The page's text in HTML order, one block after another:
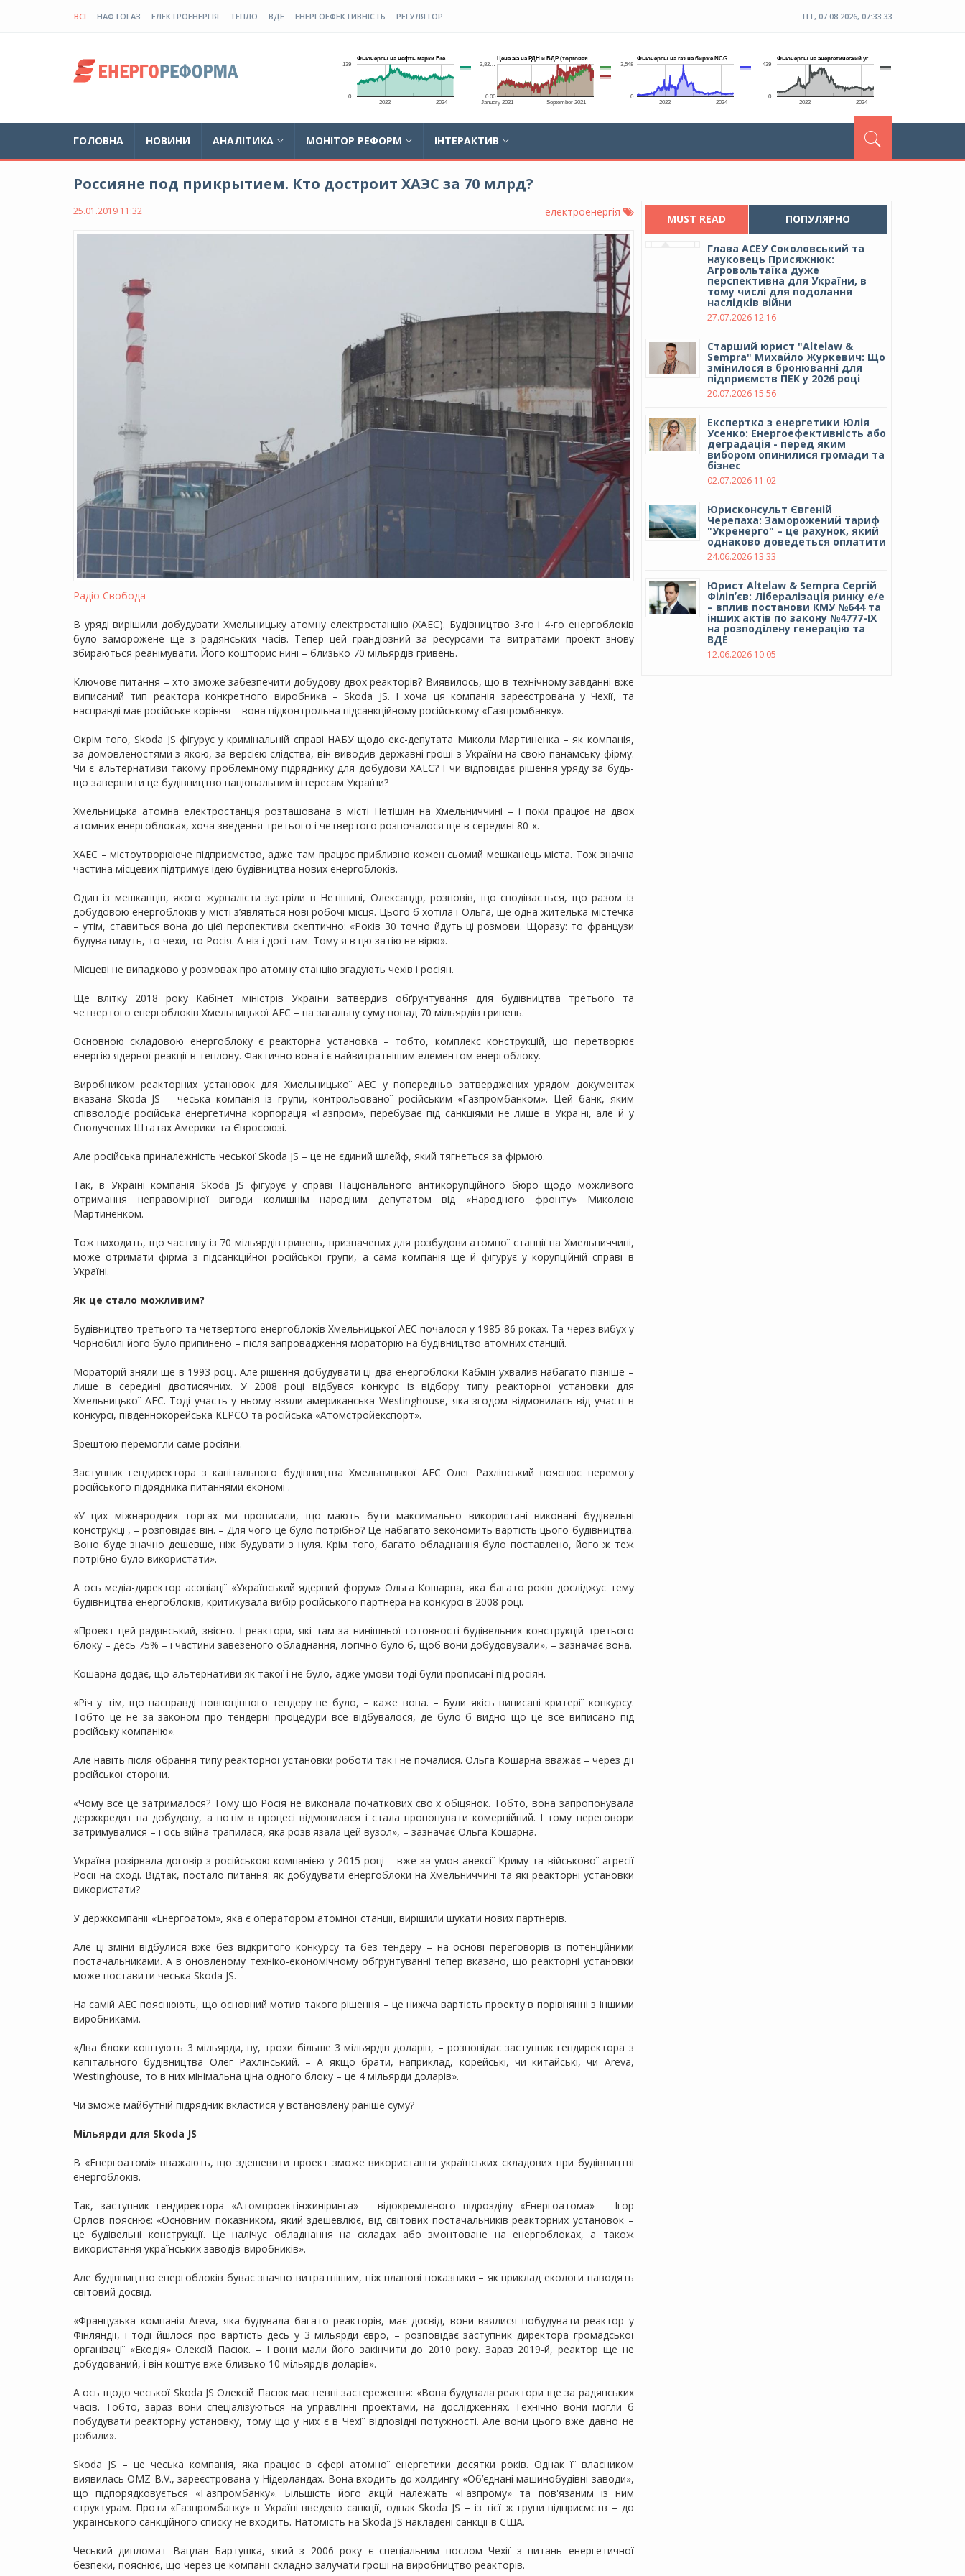
ВСІ НАФТОГАЗ ЕЛЕКТРОЕНЕРГІЯ ТЕПЛО ВДЕ ЕНЕРГОЕФЕКТИВНІСТЬ РЕГУЛЯТОР ПТ, 07 08 2026, 07:33:34
ГОЛОВНА НОВИНИ АНАЛІТИКА МОНІТОР РЕФОРМ ІНТЕРАКТИВ
Россияне под прикрытием. Кто достроит ХАЭС за 70 млрд?
25.01.2019 11:32 електроенергія
Радіо Свобода
В уряді вирішили добудувати Хмельницьку атомну електростанцію (ХАЕС). Будівництво 3-го і 4-го енергоблоків
було заморожене ще з радянських часів. Тепер цей грандіозний за ресурсами та витратами проект знову
збираються реанімувати. Його кошторис нині – близько 70 мільярдів гривень.
Ключове питання – хто зможе забезпечити добудову двох реакторів? Виявилось, що в технічному завданні вже
виписаний тип реактора конкретного виробника – Skoda JS. І хоча ця компанія зареєстрована у Чехії, та
насправді має російське коріння – вона підконтрольна підсанкційному російському «Газпромбанку».
Окрім того, Skoda JS фігурує у кримінальній справі НАБУ щодо екс-депутата Миколи Мартиненка – як компанія,
за домовленостями з якою, за версією слідства, він виводив державні гроші з України на свою панамську фірму.
Чи є альтернативи такому проблемному підряднику для добудови ХАЕС? І чи відповідає рішення уряду за будь-
що завершити це будівництво національним інтересам України?
Хмельницька атомна електростанція розташована в місті Нетішин на Хмельниччині – і поки працює на двох
атомних енергоблоках, хоча зведення третього і четвертого розпочалося ще в середині 80-х.
ХАЕС – містоутворююче підприємство, адже там працює приблизно кожен сьомий мешканець міста. Тож значна
частина місцевих підтримує ідею будівництва нових енергоблоків.
Один із мешканців, якого журналісти зустріли в Нетішині, Олександр, розповів, що сподівається, що разом із
добудовою енергоблоків у місті з’являться нові робочі місця. Цього б хотіла і Ольга, ще одна жителька містечка
– утім, ставиться вона до цієї перспективи скептично: «Років 30 точно йдуть ці розмови. Щоразу: то французи
будуватимуть, то чехи, то Росія. А віз і досі там. Тому я в цю затію не вірю».
Місцеві не випадково у розмовах про атомну станцію згадують чехів і росіян.
Ще влітку 2018 року Кабінет міністрів України затвердив обґрунтування для будівництва третього та
четвертого енергоблоків Хмельницької АЕС – на загальну суму понад 70 мільярдів гривень.
Основною складовою енергоблоку є реакторна установка – тобто, комплекс конструкцій, що перетворює
енергію ядерної реакції в теплову. Фактично вона і є найвитратнішим елементом енергоблоку.
Виробником реакторних установок для Хмельницької АЕС у попередньо затверджених урядом документах
вказана Skoda JS – чеська компанія із групи, контрольованої російським «Газпромбанком». Цей банк, яким
співволодіє російська енергетична корпорація «Газпром», перебуває під санкціями не лише в Україні, але й у
Сполучених Штатах Америки та Євросоюзі.
Але російська приналежність чеської Skoda JS – це не єдиний шлейф, який тягнеться за фірмою.
Так, в Україні компанія Skoda JS фігурує у справі Національного антикорупційного бюро щодо можливого
отримання неправомірної вигоди колишнім народним депутатом від «Народного фронту» Миколою
Мартиненком.
Тож виходить, що частину із 70 мільярдів гривень, призначених для розбудови атомної станції на Хмельниччині,
може отримати фірма з підсанкційної російської групи, а сама компанія ще й фігурує у корупційній справі в
Україні.
Як це стало можливим?
Будівництво третього та четвертого енергоблоків Хмельницької АЕС почалося у 1985-86 роках. Та через вибух у
Чорнобилі його було припинено – після запровадження мораторію на будівництво атомних станцій.
Мораторій зняли ще в 1993 році. Але рішення добудувати ці два енергоблоки Кабмін ухвалив набагато пізніше –
лише в середині двотисячних. У 2008 році відбувся конкурс із відбору типу реакторної установки для
Хмельницької АЕС. Тоді участь у ньому взяли американська Westinghouse, яка згодом відмовилась від участі в
конкурсі, південнокорейська KEPCO та російська «Атомстройекспорт».
Зрештою перемогли саме росіяни.
Заступник гендиректора з капітального будівництва Хмельницької АЕС Олег Рахлінський пояснює перемогу
російського підрядника питаннями економії.
«У цих міжнародних торгах ми прописали, що мають бути максимально використані виконані будівельні
конструкції, – розповідає він. – Для чого це було потрібно? Це набагато зекономить вартість цього будівництва.
Воно буде значно дешевше, ніж будувати з нуля. Крім того, багато обладнання було поставлено, його ж теж
потрібно було використати».
А ось медіа-директор асоціації «Український ядерний форум» Ольга Кошарна, яка багато років досліджує тему
будівництва енергоблоків, критикувала вибір російського партнера на конкурсі в 2008 році.
«Проект цей радянський, звісно. І реактори, які там за нинішньої готовності будівельних конструкцій третього
блоку – десь 75% – і частини завезеного обладнання, логічно було б, щоб вони добудовували», – зазначає вона.
Кошарна додає, що альтернативи як такої і не було, адже умови тоді були прописані під росіян.
«Річ у тім, що насправді повноцінного тендеру не було, – каже вона. – Були якісь виписані критерії конкурсу.
Тобто це не за законом про тендерні процедури все відбувалося, де було б видно що це все виписано під
російську компанію».
Але навіть після обрання типу реакторної установки роботи так і не почалися. Ольга Кошарна вважає – через дії
російської сторони.
«Чому все це затрималося? Тому що Росія не виконала початкових своїх обіцянок. Тобто, вона запропонувала
держкредит на добудову, а потім в процесі відмовилася і стала пропонувати комерційний. І тому переговори
затримувалися – і ось війна трапилася, яка розв'язала цей вузол», – зазначає Ольга Кошарна.
Україна розірвала договір з російською компанією у 2015 році – вже за умов анексії Криму та військової агресії
Росії на сході. Відтак, постало питання: як добудувати енергоблоки на Хмельниччині та які реакторні установки
використати?
У держкомпанії «Енергоатом», яка є оператором атомної станції, вирішили шукати нових партнерів.
Але ці зміни відбулися вже без відкритого конкурсу та без тендеру – на основі переговорів із потенційними
постачальниками. А в оновленому техніко-економічному обґрунтуванні тепер вказано, що реакторні установки
може поставити чеська Skoda JS.
На самій АЕС пояснюють, що основний мотив такого рішення – це нижча вартість проекту в порівнянні з іншими
виробниками.
«Два блоки коштують 3 мільярди, ну, трохи більше 3 мільярдів доларів, – розповідає заступник гендиректора з
капітального будівництва Олег Рахлінський. – А якщо брати, наприклад, корейські, чи китайські, чи Areva,
Westinghouse, то в них мінімальна ціна одного блоку – це 4 мільярди доларів».
Чи зможе майбутній підрядник вкластися у встановлену раніше суму?
Мільярди для Skoda JS
В «Енергоатомі» вважають, що здешевити проект зможе використання українських складових при будівництві
енергоблоків.
Так, заступник гендиректора «Атомпроектінжиніринга» – відокремленого підрозділу «Енергоатома» – Ігор
Орлов пояснює: «Основним показником, який здешевлює, від світових постачальників реакторних установок –
це будівельні конструкції. Це налічує обладнання на складах або змонтоване на енергоблоках, а також
використання українських заводів-виробників».
Але будівництво енергоблоків буває значно витратнішим, ніж планові показники – як приклад екологи наводять
світовий досвід.
«Французька компанія Areva, яка будувала багато реакторів, має досвід, вони взялися побудувати реактор у
Фінляндії, і тоді йшлося про вартість десь у 3 мільярди євро, – розповідає заступник директора громадської
організації «Екодія» Олексій Пасюк. – І вони мали його закінчити до 2010 року. Зараз 2019-й, реактор ще не
добудований, і він коштує вже близько 10 мільярдів доларів».
А ось щодо чеської Skoda JS Олексій Пасюк має певні застереження: «Вона будувала реактори ще за радянських
часів. Тобто, зараз вони спеціалізуються на управлінні проектами, на дослідженнях. Технічно вони могли б
побудувати реакторну установку, тому що у них є в Чехії відповідні потужності. Але вони цього вже давно не
робили».
Skoda JS – це чеська компанія, яка працює в сфері атомної енергетики десятки років. Однак її власником
виявилась OMZ B.V., зареєстрована у Нідерландах. Вона входить до холдингу «Об’єднані машинобудівні заводи»,
що підпорядковується «Газпромбанку». Більшість його акцій належать «Газпрому» та пов'язаним із ним
структурам. Проти «Газпромбанку» в Україні введено санкції, однак Skoda JS – із тієї ж групи підприємств – до
українського санкційного списку не входить. Натомість на Skoda JS накладені санкції в США.
Чеський дипломат Вацлав Бартушка, який з 2006 року є спеціальним послом Чехії з питань енергетичної
безпеки, пояснює, що через це компанії складно залучати гроші на виробництво реакторів.
MUST READ ПОПУЛЯРНО
Глава АСЕУ Соколовський та
науковець Присяжнюк:
Агровольтаїка дуже
перспективна для України, в
тому числі для подолання
наслідків війни
27.07.2026 12:16
Cтарший юрист "Altelaw &
Sempra" Михайло Журкевич: Що
змінилося в бронюванні для
підприємств ПЕК у 2026 році
20.07.2026 15:56
Експертка з енергетики Юлія
Усенко: Енергоефективність або
деградація - перед яким
вибором опинилися громади та
бізнес
02.07.2026 11:02
Юрисконсульт Євгеній
Черепаха: Заморожений тариф
"Укренерго" – це рахунок, який
однаково доведеться оплатити
24.06.2026 13:33
Юрист Altelaw & Sempra Сергій
Філіпʼєв: Лібералізація ринку е/е
– вплив постанови КМУ №644 та
інших актів по закону №4777-IX
на розподілену генерацію та
ВДЕ
12.06.2026 10:05